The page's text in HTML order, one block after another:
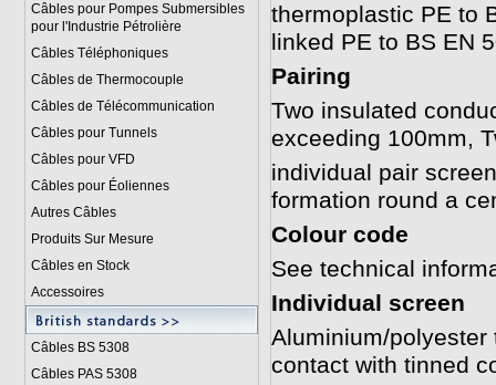
Câbles pour Pompes Submersibles
pour l'Industrie Pétrolière
Câbles Téléphoniques
Câbles de Thermocouple
Câbles de Télécommunication
Câbles pour Tunnels
Câbles pour VFD
Câbles pour Éoliennes
Autres Câbles
Produits Sur Mesure
Câbles en Stock
Accessoires
Câbles BS 5308
Câbles PAS 5308
thermoplastic PE to
linked PE to BS EN
Pairing
Two insulated
exceeding 100mm,
individual pair
formation round a
Colour code
See technical
Individual screen
Aluminium/
contact with tinned